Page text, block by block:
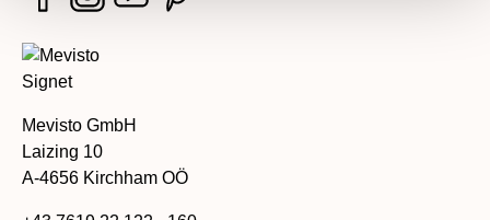
Mevisto GmbH
Laizing 10
A-4656 Kirchham OÖ